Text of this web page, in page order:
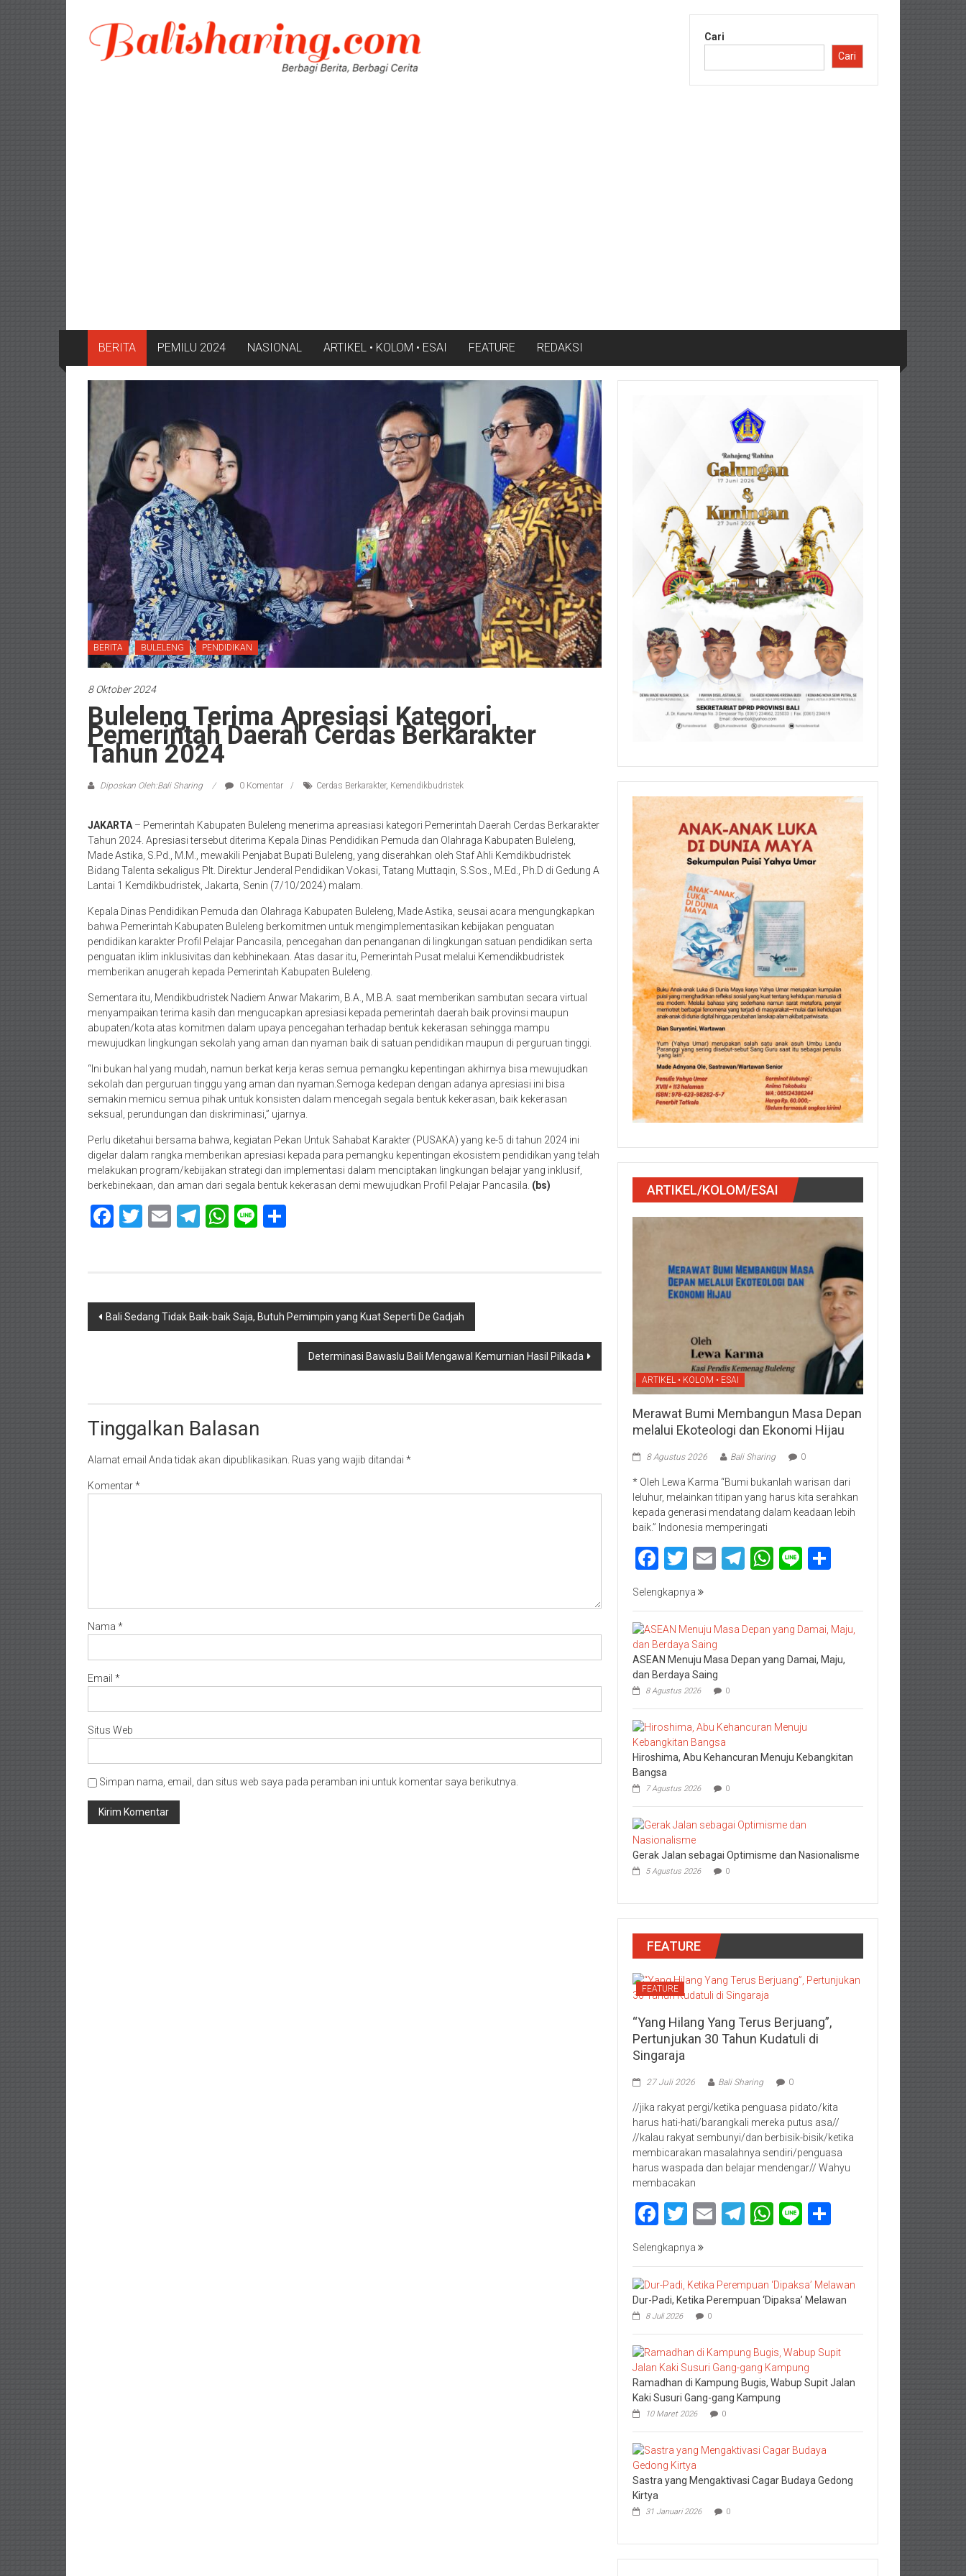
konten
Cari
Cari
BERITA PEMILU 2024 NASIONAL ARTIKEL • KOLOM • ESAI FEATURE REDAKSI
BERITA BULELENG PENDIDIKAN
8 Oktober 2024
Buleleng Terima Apresiasi Kategori
Pemerintah Daerah Cerdas Berkarakter
Tahun 2024
Diposkan Oleh:Bali Sharing 0 Komentar Cerdas Berkarakter, Kemendikbudristek
JAKARTA – Pemerintah Kabupaten Buleleng menerima apreasiasi kategori Pemerintah Daerah Cerdas Berkarakter
Tahun 2024. Apresiasi tersebut diterima Kepala Dinas Pendidikan Pemuda dan Olahraga Kabupaten Buleleng,
Made Astika, S.Pd., M.M., mewakili Penjabat Bupati Buleleng, yang diserahkan oleh Staf Ahli Kemdikbudristek
Bidang Talenta sekaligus Plt. Direktur Jenderal Pendidikan Vokasi, Tatang Muttaqin, S.Sos., M.Ed., Ph.D di Gedung A
Lantai 1 Kemdikbudristek, Jakarta, Senin (7/10/2024) malam.
Kepala Dinas Pendidikan Pemuda dan Olahraga Kabupaten Buleleng, Made Astika, seusai acara mengungkapkan
bahwa Pemerintah Kabupaten Buleleng berkomitmen untuk mengimplementasikan kebijakan penguatan
pendidikan karakter Profil Pelajar Pancasila, pencegahan dan penanganan di lingkungan satuan pendidikan serta
penguatan iklim inklusivitas dan kebhinekaan. Atas dasar itu, Pemerintah Pusat melalui Kemendikbudristek
memberikan anugerah kepada Pemerintah Kabupaten Buleleng.
Sementara itu, Mendikbudristek Nadiem Anwar Makarim, B.A., M.B.A. saat memberikan sambutan secara virtual
menyampaikan terima kasih dan mengucapkan apresiasi kepada pemerintah daerah baik provinsi maupun
abupaten/kota atas komitmen dalam upaya pencegahan terhadap bentuk kekerasan sehingga mampu
mewujudkan lingkungan sekolah yang aman dan nyaman baik di satuan pendidikan maupun di perguruan tinggi.
“Ini bukan hal yang mudah, namun berkat kerja keras semua pemangku kepentingan akhirnya bisa mewujudkan
sekolah dan perguruan tinggu yang aman dan nyaman.Semoga kedepan dengan adanya apresiasi ini bisa
semakin memicu semua pihak untuk konsisten dalam mencegah segala bentuk kekerasan, baik kekerasan
seksual, perundungan dan diskriminasi,” ujarnya.
Perlu diketahui bersama bahwa, kegiatan Pekan Untuk Sahabat Karakter (PUSAKA) yang ke-5 di tahun 2024 ini
digelar dalam rangka memberikan apresiasi kepada para pemangku kepentingan ekosistem pendidikan yang telah
melakukan program/kebijakan strategi dan implementasi dalam menciptakan lingkungan belajar yang inklusif,
berkebinekaan, dan aman dari segala bentuk kekerasan demi mewujudkan Profil Pelajar Pancasila. (bs)
Facebook
Twitter
EmailTelegram
WhatsApp
Line
Navigasi
Bali Sedang Tidak Baik-baik Saja, Butuh Pemimpin yang Kuat Seperti De Gadjah
Determinasi Bawaslu Bali Mengawal Kemurnian Hasil Pilkada
Tinggalkan Balasan
Alamat email Anda tidak akan dipublikasikan. Ruas yang wajib ditandai *
Komentar*
Nama *
Email *
Situs Web
Simpan nama, email, dan situs web saya pada peramban ini untuk komentar saya berikutnya.
ARTIKEL/KOLOM/ESAI
ARTIKEL • KOLOM • ESAI
Merawat Bumi Membangun Masa Depan
melalui Ekoteologi dan Ekonomi Hijau
8 Agustus 2026 Bali Sharing 0
* Oleh Lewa Karma “Bumi bukanlah warisan dari
leluhur, melainkan titipan yang harus kita serahkan
kepada generasi mendatang dalam keadaan lebih
baik.” Indonesia memperingati
Facebook
Twitter
EmailTelegram
WhatsApp
Line
Selengkapnya
ASEAN Menuju Masa Depan yang Damai, Maju,
dan Berdaya Saing
8 Agustus 2026 0
Hiroshima, Abu Kehancuran Menuju Kebangkitan
Bangsa
7 Agustus 2026 0
Gerak Jalan sebagai Optimisme dan Nasionalisme
5 Agustus 2026 0
FEATURE
FEATURE
“Yang Hilang Yang Terus Berjuang”,
Pertunjukan 30 Tahun Kudatuli di
Singaraja
27 Juli 2026 Bali Sharing 0
//jika rakyat pergi/ketika penguasa pidato/kita
harus hati-hati/barangkali mereka putus asa//
//kalau rakyat sembunyi/dan berbisik-bisik/ketika
membicarakan masalahnya sendiri/penguasa
harus waspada dan belajar mendengar// Wahyu
membacakan
Facebook
Twitter
EmailTelegram
WhatsApp
Line
Selengkapnya
Dur-Padi, Ketika Perempuan ‘Dipaksa’ Melawan
8 Juli 2026 0
Ramadhan di Kampung Bugis, Wabup Supit Jalan
Kaki Susuri Gang-gang Kampung
10 Maret 2026 0
Sastra yang Mengaktivasi Cagar Budaya Gedong
Kirtya
31 Januari 2026 0